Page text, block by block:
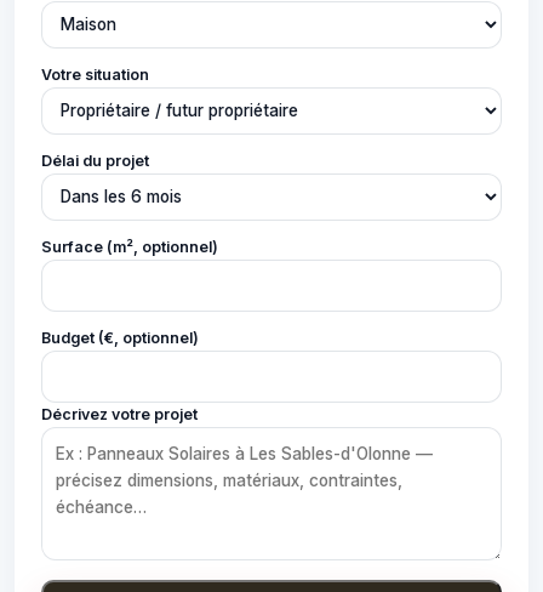
Votre situation
Délai du projet
Surface (m², optionnel)
Budget (€, optionnel)
Décrivez votre projet